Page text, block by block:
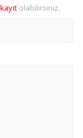
kayıt olabilirsiniz.